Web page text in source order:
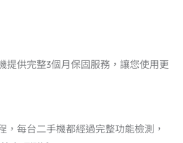
提供完整3個月保固服務，讓您使用更
，每台二手機都經過完整功能檢測，